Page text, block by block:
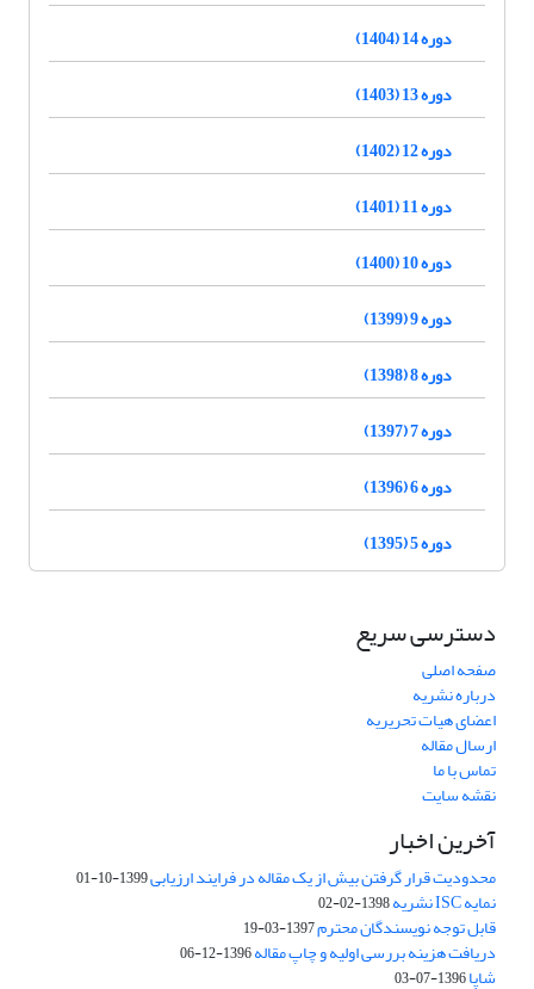
دوره 14 (1404)
دوره 13 (1403)
دوره 12 (1402)
دوره 11 (1401)
دوره 10 (1400)
دوره 9 (1399)
دوره 8 (1398)
دوره 7 (1397)
دوره 6 (1396)
دوره 5 (1395)
دسترسی سریع
صفحه اصلی
درباره نشریه
اعضای هیات تحریریه
ارسال مقاله
تماس با ما
نقشه سایت
آخرین اخبار
محدودیت قرار گرفتن بیش از یک مقاله در فرایند ارزیابی1399-10-01
نمایه ISC نشریه 1398-02-02
قابل توجه نویسندگان محترم1397-03-19
دریافت هزینه بررسی اولیه و چاپ مقاله1396-12-06
شاپا1396-07-03